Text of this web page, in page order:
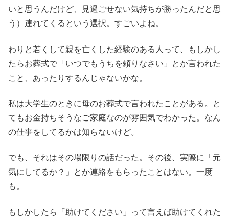
いと思うんだけど、見過ごせない気持ちが勝ったんだと思
う）連れてくるという選択。すごいよね。
わりと若くして親を亡くした経験のある人って、もしかし
たらお葬式で「いつでもうちを頼りなさい」とか言われた
こと、あったりするんじゃないかな。
私は大学生のときに母のお葬式で言われたことがある。と
てもお金持ちそうなご家庭なのが雰囲気でわかった。なん
の仕事をしてるかは知らないけど。
でも、それはその場限りの話だった。その後、実際に「元
気にしてるか？」とか連絡をもらったことはない。一度
も。
もしかしたら「助けてください」って言えば助けてくれた